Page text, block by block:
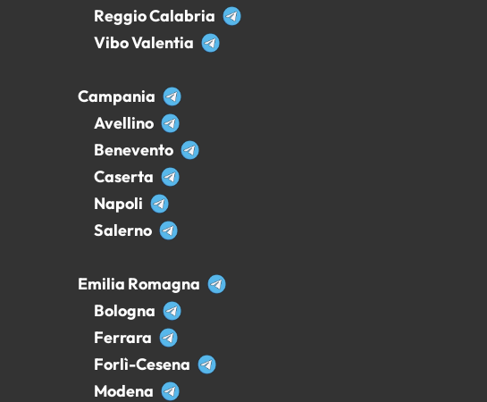
Reggio Calabria
Vibo Valentia
Campania
Avellino
Benevento
Caserta
Napoli
Salerno
Emilia Romagna
Bologna
Ferrara
Forlì-Cesena
Modena